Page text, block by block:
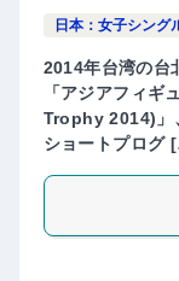
日本：女子シング
2014年台湾の台
「アジアフィ
Trophy 2014)」
ショートプログ